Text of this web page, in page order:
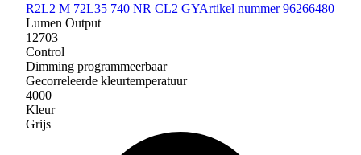
R2L2 M 72L35 740 NR CL2 GYArtikel nummer 96266480
Lumen Output
12703
Control
Dimming programmeerbaar
Gecorreleerde kleurtemperatuur
4000
Kleur
Grijs